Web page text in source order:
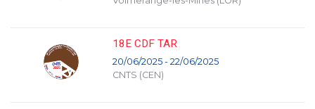
18E CDF TAR
20/06/2025 - 22/06/2025
CNTS (CEN)